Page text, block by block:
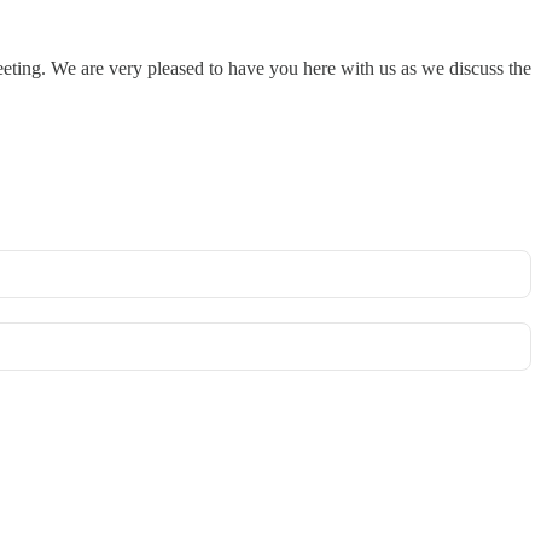
We are very pleased to have you here with us as we discuss the